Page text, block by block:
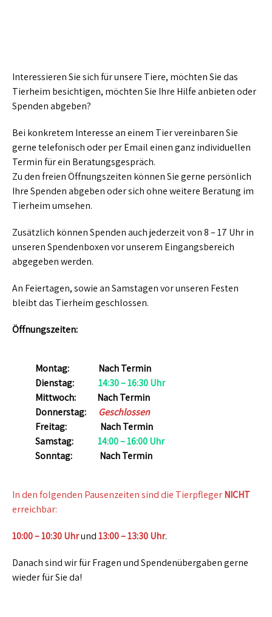
Interessieren Sie sich für unsere Tiere, möchten Sie das
Tierheim besichtigen, möchten Sie Ihre Hilfe anbieten oder
Spenden abgeben?
Bei konkretem Interesse an einem Tier vereinbaren Sie
gerne telefonisch oder per Email einen ganz individuellen
Termin für ein Beratungsgespräch.
Zu den freien Öffnungszeiten können Sie gerne persönlich
Ihre Spenden abgeben oder sich ohne weitere Beratung im
Tierheim umsehen.
Zusätzlich können Spenden auch jederzeit von 8 – 17 Uhr in
unseren Spendenboxen vor unserem Eingangsbereich
abgegeben werden.
An Feiertagen, sowie an Samstagen vor unseren Festen
bleibt das Tierheim geschlossen.
Öffnungszeiten:
Montag:
Nach Termin
Dienstag:
14:30 – 16:30 Uhr
Mittwoch:
Nach Termin
Donnerstag:
Geschlossen
Freitag:
Nach Termin
Samstag:
14:00 – 16:00 Uhr
Sonntag:
Nach Termin
In den folgenden Pausenzeiten sind die TierpflegerNICHT
erreichbar:
10:00 – 10:30 Uhrund13:00 – 13:30 Uhr.
Danach sind wir für Fragen und Spendenübergaben gerne
wieder für Sie da!